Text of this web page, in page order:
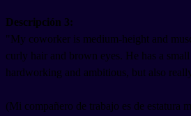
Descripción 3:
"My coworker is medium-height and
curly hair and brown eyes. He has a
hardworking and ambitious, but also
(Mi compañero de trabajo es de estatura